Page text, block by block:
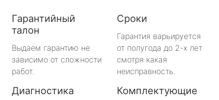
Гарантийный
талон
Выдаем гарантию не
зависимо от сложности
работ.
Сроки
Гарантия варьируется
от полугода до 2-х лет
смотря какая
неисправность.
Диагностика Комплектующие